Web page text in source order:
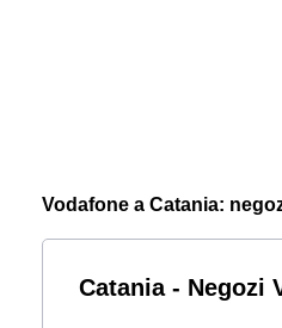
Vodafone a Catania:
Catania - Negozi